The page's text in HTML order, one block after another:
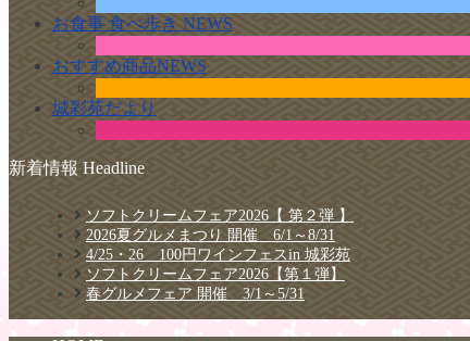
お食事 食べ歩き NEWS
おすすめ商品NEWS
城彩苑だより
新着情報 Headline
ソフトクリームフェア2026【 第２弾 】
2026夏グルメまつり 開催 6/1～8/31
4/25・26 100円ワインフェスin 城彩苑
ソフトクリームフェア2026【第１弾】
春グルメフェア 開催 3/1～5/31